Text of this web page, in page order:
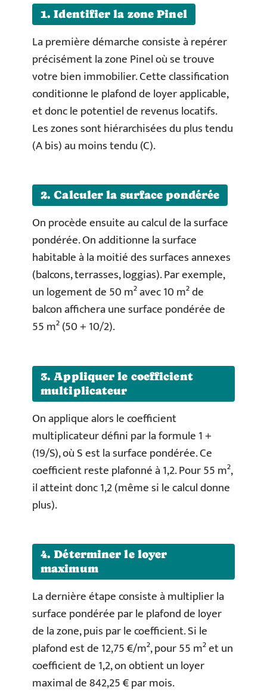
1. Identifier la zone Pinel
La première démarche consiste à repérer
précisément la zone Pinel où se trouve
votre bien immobilier. Cette classification
conditionne le plafond de loyer applicable,
et donc le potentiel de revenus locatifs.
Les zones sont hiérarchisées du plus tendu
(A bis) au moins tendu (C).
2. Calculer la surface pondérée
On procède ensuite au calcul de la surface
pondérée. On additionne la surface
habitable à la moitié des surfaces annexes
(balcons, terrasses, loggias). Par exemple,
un logement de 50 m² avec 10 m² de
balcon affichera une surface pondérée de
55 m² (50 + 10/2).
3. Appliquer le coefficient
multiplicateur
On applique alors le coefficient
multiplicateur défini par la formule 1 +
(19/S), où S est la surface pondérée. Ce
coefficient reste plafonné à 1,2. Pour 55 m²,
il atteint donc 1,2 (même si le calcul donne
plus).
4. Déterminer le loyer
maximum
La dernière étape consiste à multiplier la
surface pondérée par le plafond de loyer
de la zone, puis par le coefficient. Si le
plafond est de 12,75 €/m², pour 55 m² et un
coefficient de 1,2, on obtient un loyer
maximal de 842,25 € par mois.